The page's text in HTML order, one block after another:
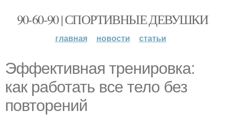
90-60-90 | СПОРТИВНЫЕ ДЕВУШКИ
главная новости статьи
Эффективная тренировка:
как работать все тело без
повторений